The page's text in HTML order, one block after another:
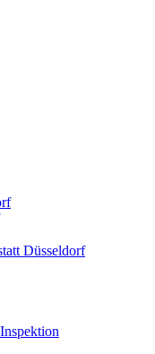
Düsseldorf